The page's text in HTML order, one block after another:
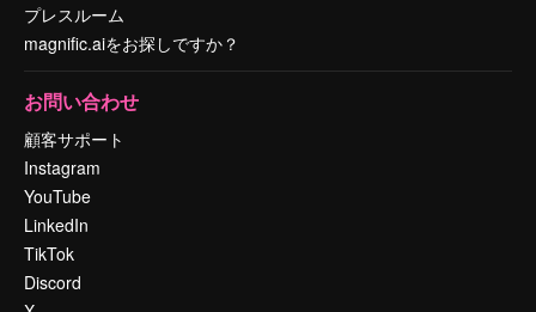
プレスルーム
magnific.aiをお探しですか？
お問い合わせ
顧客サポート
Instagram
YouTube
LinkedIn
TikTok
Discord